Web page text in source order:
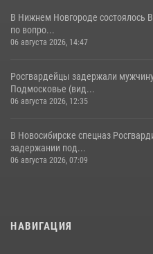
В Нижнем Новгороде состоялось
по вопро...
06 августа 2026, 14:47
Росгвардейцы задержали
Подмосковье (вид...
06 августа 2026, 12:35
В Новосибирске спецназ
задержании под...
06 августа 2026, 07:09
НАВИГАЦИЯ